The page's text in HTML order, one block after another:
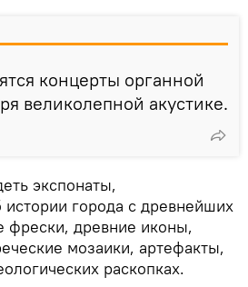
концерты органной
великолепной акустике.
экспонаты,
города с древнейших
фрески, древние иконы,
мозаики, артефакты,
раскопках.